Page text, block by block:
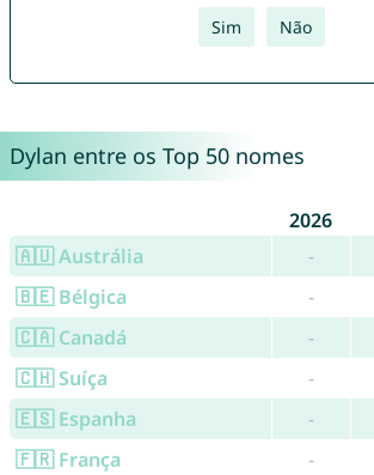
Sim Não
Dylan entre os Top 50 nomes
2026
🇦🇺 Austrália
-
🇧🇪 Bélgica
-
🇨🇦 Canadá
-
🇨🇭 Suíça
-
🇪🇸 Espanha
-
🇫🇷 França
-